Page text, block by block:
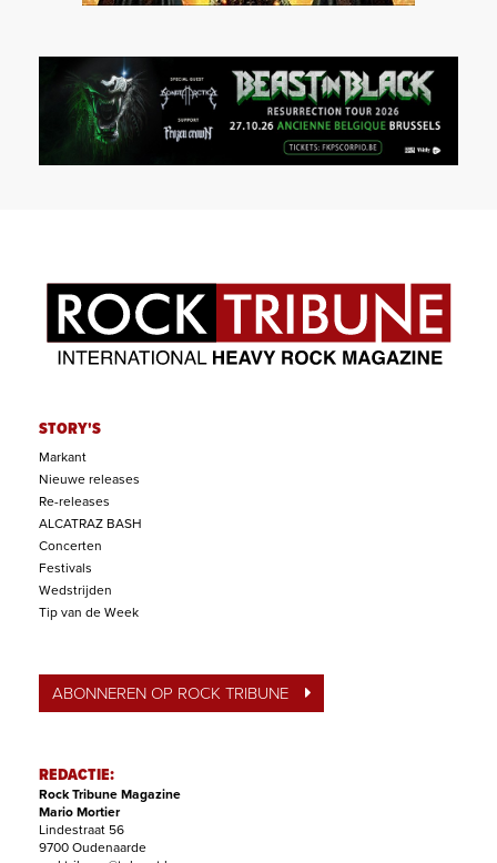
STORY'S
Markant
Nieuwe releases
Re-releases
ALCATRAZ BASH
Concerten
Festivals
Wedstrijden
Tip van de Week
ABONNEREN OP ROCK TRIBUNE
REDACTIE:
Rock Tribune Magazine
Mario Mortier
Lindestraat 56
9700 Oudenaarde